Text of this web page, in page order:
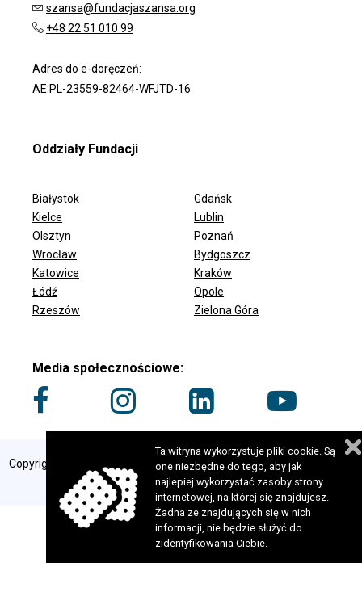
szansa@fundacjaszansa.org
+48 22 51 010 99
Adres do e-doręczeń:
AE:PL-23559-82464-WFJTD-16
Oddziały Fundacji
ODDZIAŁY FUNDACJI
Białystok
Gdańsk
Kielce
Lublin
Olsztyn
Poznań
Wrocław
Bydgoszcz
Katowice
Kraków
Łódź
Opole
Rzeszów
Zielona Góra
Media społecznościowe:
Copyright 2024 © Fundacja Szansa dla Niewidomych. Wszelkie prawa
zastrzeżone. Realizacja: perfekcyjneStrony.pl
Ta witryna wykorzystuje pliki cookie. Są
one niezbędne do tego, aby jak
najlepiej wykorzystać zasoby strony
internetowej, na której się znajdujesz.
Żadna ze znajdujących się w nich
informacji, nie będzie służyć do
zidentyfikowania Ciebie.